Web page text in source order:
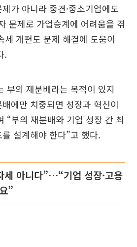
가 아니라 중견·중소기업에도
문제로 가업승계에 어려움을 겪
세 개편도 문제 해결에 도움이
.
부의 재분배라는 목적이 있지
에만 치중되면 성장과 혁신이
“부의 재분배와 기업 성장 간 최
설계해야 한다”고 했다.
세 아니다”…“기업 성장·고용
”